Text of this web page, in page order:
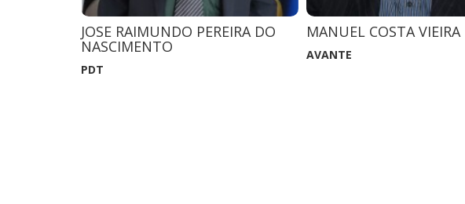
JOSE RAIMUNDO PEREIRA DO
NASCIMENTO
PDT
MANUEL COSTA VIEIRA
AVANTE